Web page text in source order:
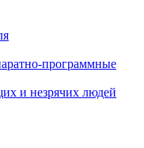
программные
и незрячих людей